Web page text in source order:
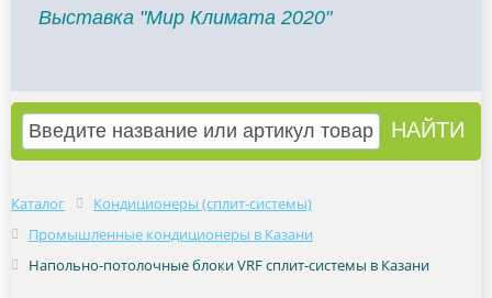
Выставка "Мир Климата 2020"
Каталог
Кондиционеры (сплит-системы)
Промышленные кондиционеры в Казани
Напольно-потолочные блоки VRF сплит-системы в Казани